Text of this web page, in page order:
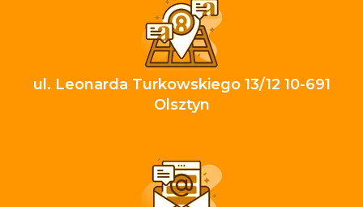
ul. Leonarda Turkowskiego 13/12 10-691
Olsztyn